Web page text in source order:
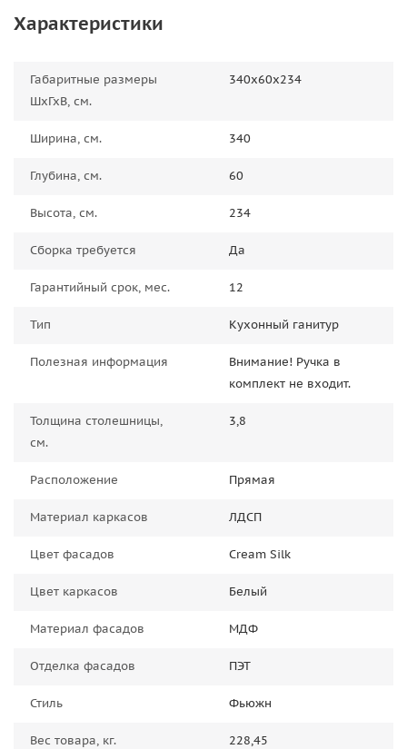
Характеристики
Габаритные размеры
ШхГхВ, см.
340х60х234
Ширина, см. 340
Глубина, см. 60
Высота, см. 234
Сборка требуется Да
Гарантийный срок, мес. 12
Тип Кухонный ганитур
Полезная информация
Внимание! Ручка в
комплект не входит.
Толщина столешницы,
см.
3,8
Расположение Прямая
Материал каркасов ЛДСП
Цвет фасадов Cream Silk
Цвет каркасов Белый
Материал фасадов МДФ
Отделка фасадов ПЭТ
Стиль Фьюжн
Вес товара, кг. 228,45